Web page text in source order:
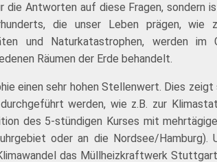
die Antworten auf diese Fragen, sondern
die unser Leben prägen, wie
und Naturkatastrophen, werden
Räumen der Erde behandelt.
einen sehr hohen Stellenwert. Dies
werden, wie z.B. zur
des 5-stündigen Kurses mit
oder an die Nordsee/
das Müllheizkraftwerk